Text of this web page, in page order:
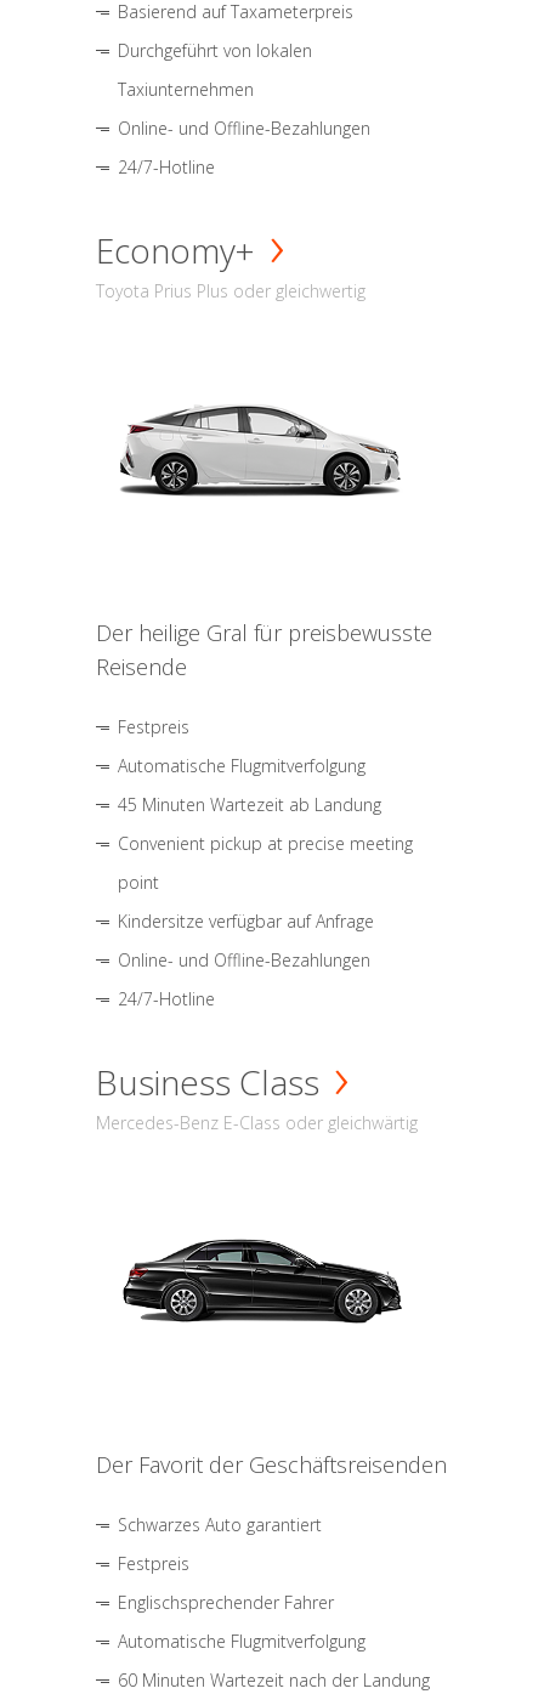
Basierend auf Taxameterpreis
Durchgeführt von lokalen
Taxiunternehmen
Online- und Offline-Bezahlungen
24/7-Hotline
Economy+
Toyota Prius Plus oder gleichwertig
Der heilige Gral für preisbewusste
Reisende
Festpreis
Automatische Flugmitverfolgung
45 Minuten Wartezeit ab Landung
Convenient pickup at precise meeting
point
Kindersitze verfügbar auf Anfrage
Online- und Offline-Bezahlungen
24/7-Hotline
Business Class
Mercedes-Benz E-Class oder gleichwärtig
Der Favorit der Geschäftsreisenden
Schwarzes Auto garantiert
Festpreis
Englischsprechender Fahrer
Automatische Flugmitverfolgung
60 Minuten Wartezeit nach der Landung